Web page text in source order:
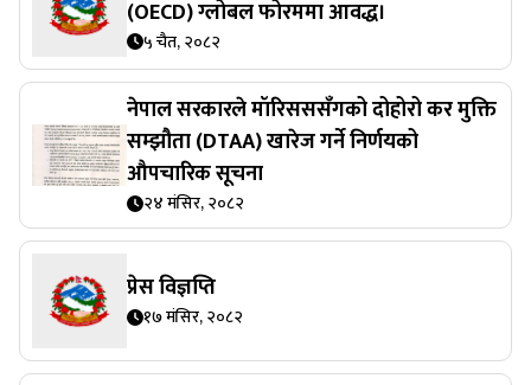
(OECD) ग्लोबल फोरममा आवद्ध।
५ चैत, २०८२
नेपाल सरकारले मॉरिसससँगको दोहोरो कर मुक्ति
सम्झौता (DTAA) खारेज गर्ने निर्णयको
औपचारिक सूचना
२४ मंसिर, २०८२
प्रेस विज्ञप्ति
१७ मंसिर, २०८२